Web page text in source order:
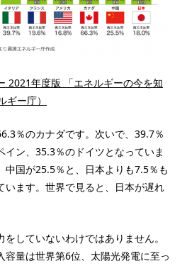
2021年度版 「エネルギーの今を知
ー庁）
％のカナダです。次いで、39.7％
ン、35.3％のドイツとなっていま
中国が25.5％と、日本よりも7.5％も
います。世界で見ると、日本が遅れ
していないわけではありません。
容量は世界第6位、太陽光発電に至っ